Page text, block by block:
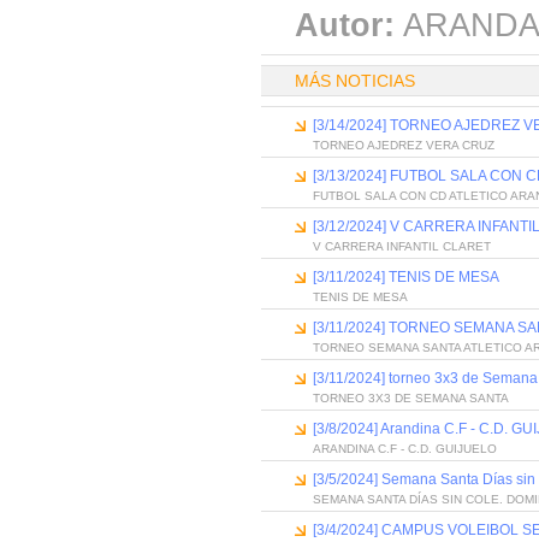
Autor:
MÁS NOTICIAS
[3/14/2024] TORNEO AJEDREZ
TORNEO AJEDREZ VERA CRUZ
[3/13/2024] FUTBOL SALA CON
FUTBOL SALA CON CD ATLETICO
[3/12/2024] V CARRERA
V CARRERA INFANTIL CLARET
[3/11/2024] TENIS DE MESA
TENIS DE MESA
[3/11/2024] TORNEO SEMANA
TORNEO SEMANA SANTA ATLETICO
[3/11/2024] torneo 3x3 de
TORNEO 3X3 DE SEMANA SANTA
[3/8/2024] Arandina C.F - C.D.
ARANDINA C.F - C.D. GUIJUELO
[3/5/2024] Semana Santa Días
SEMANA SANTA DÍAS SIN COLE.
[3/4/2024] CAMPUS VOLEIBOL